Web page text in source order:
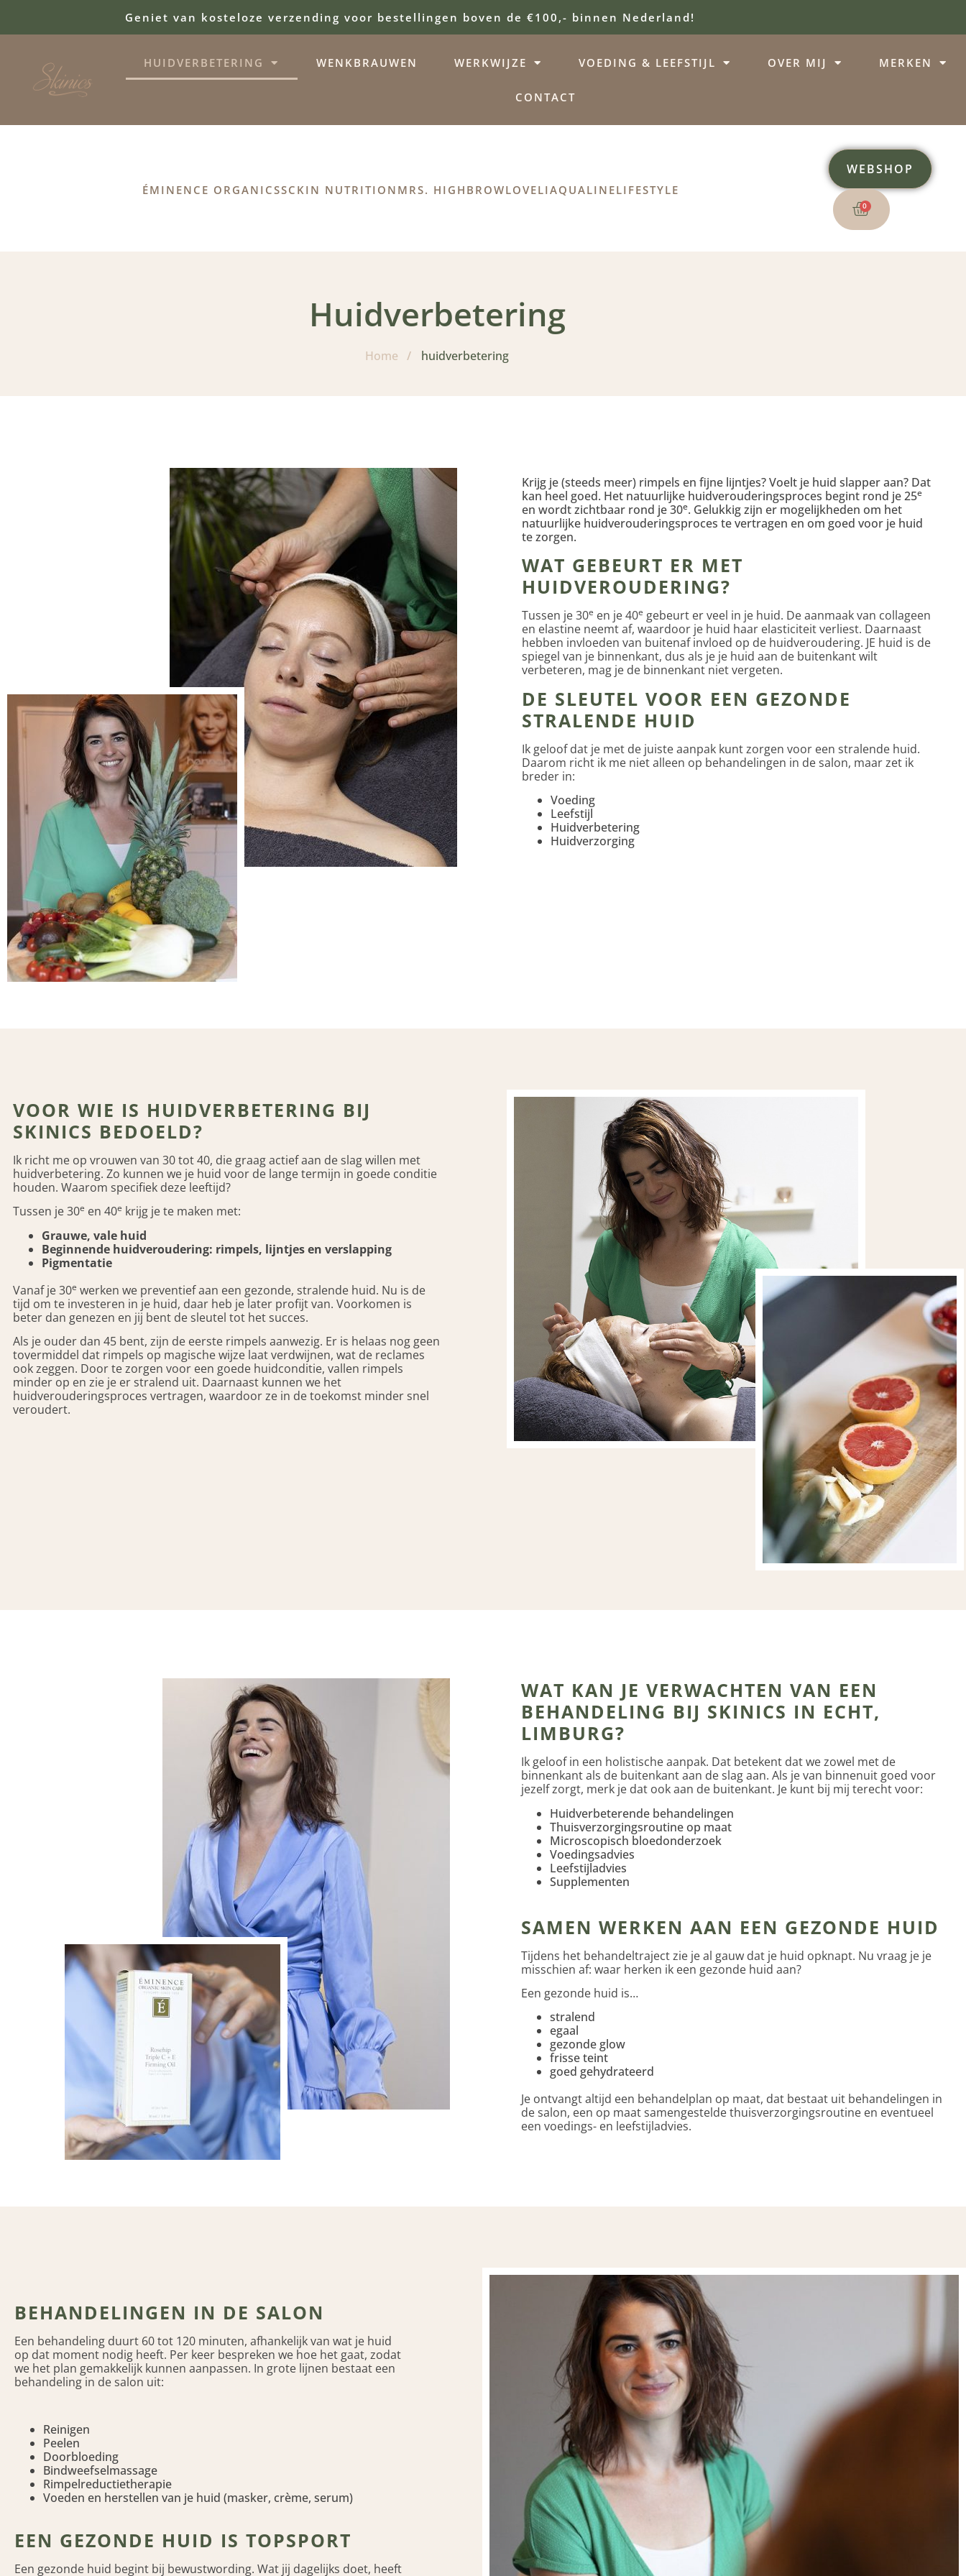
Geniet van kosteloze verzending voor bestellingen boven de €100,- binnen Nederland!
HUIDVERBETERING WENKBRAUWEN WERKWIJZE VOEDING & LEEFSTIJL OVER MIJ MERKEN
CONTACT
ÉMINENCE ORGANICSSCKIN NUTRITION MRS. HIGHBROWLOVELIAQUALINELIFESTYLE
WEBSHOP
0
Huidverbetering
Home / huidverbetering
Krijg je (steeds meer) rimpels en fijne lijntjes? Voelt je huid slapper aan? Dat
kan heel goed. Het natuurlijke huidverouderingsproces begint rond je 25e
en wordt zichtbaar rond je 30e. Gelukkig zijn er mogelijkheden om het
natuurlijke huidverouderingsproces te vertragen en om goed voor je huid
te zorgen.
WAT GEBEURT ER MET
HUIDVEROUDERING?
Tussen je 30e en je 40e gebeurt er veel in je huid. De aanmaak van collageen
en elastine neemt af, waardoor je huid haar elasticiteit verliest. Daarnaast
hebben invloeden van buitenaf invloed op de huidveroudering. JE huid is de
spiegel van je binnenkant, dus als je je huid aan de buitenkant wilt
verbeteren, mag je de binnenkant niet vergeten.
DE SLEUTEL VOOR EEN GEZONDE
STRALENDE HUID
Ik geloof dat je met de juiste aanpak kunt zorgen voor een stralende huid.
Daarom richt ik me niet alleen op behandelingen in de salon, maar zet ik
breder in:
Voeding
Leefstijl
Huidverbetering
Huidverzorging
VOOR WIE IS HUIDVERBETERING BIJ
SKINICS BEDOELD?
Ik richt me op vrouwen van 30 tot 40, die graag actief aan de slag willen met
huidverbetering. Zo kunnen we je huid voor de lange termijn in goede conditie
houden. Waarom specifiek deze leeftijd?
Tussen je 30e en 40e krijg je te maken met:
Grauwe, vale huid
Beginnende huidveroudering: rimpels, lijntjes en verslapping
Pigmentatie
Vanaf je 30e werken we preventief aan een gezonde, stralende huid. Nu is de
tijd om te investeren in je huid, daar heb je later profijt van. Voorkomen is
beter dan genezen en jij bent de sleutel tot het succes.
Als je ouder dan 45 bent, zijn de eerste rimpels aanwezig. Er is helaas nog geen
tovermiddel dat rimpels op magische wijze laat verdwijnen, wat de reclames
ook zeggen. Door te zorgen voor een goede huidconditie, vallen rimpels
minder op en zie je er stralend uit. Daarnaast kunnen we het
huidverouderingsproces vertragen, waardoor ze in de toekomst minder snel
veroudert.
WAT KAN JE VERWACHTEN VAN EEN
BEHANDELING BIJ SKINICS IN ECHT,
LIMBURG?
Ik geloof in een holistische aanpak. Dat betekent dat we zowel met de
binnenkant als de buitenkant aan de slag aan. Als je van binnenuit goed voor
jezelf zorgt, merk je dat ook aan de buitenkant. Je kunt bij mij terecht voor:
Huidverbeterende behandelingen
Thuisverzorgingsroutine op maat
Microscopisch bloedonderzoek
Voedingsadvies
Leefstijladvies
Supplementen
SAMEN WERKEN AAN EEN GEZONDE HUID
Tijdens het behandeltraject zie je al gauw dat je huid opknapt. Nu vraag je je
misschien af: waar herken ik een gezonde huid aan?
Een gezonde huid is…
stralend
egaal
gezonde glow
frisse teint
goed gehydrateerd
Je ontvangt altijd een behandelplan op maat, dat bestaat uit behandelingen in
de salon, een op maat samengestelde thuisverzorgingsroutine en eventueel
een voedings- en leefstijladvies.
BEHANDELINGEN IN DE SALON
Een behandeling duurt 60 tot 120 minuten, afhankelijk van wat je huid
op dat moment nodig heeft. Per keer bespreken we hoe het gaat, zodat
we het plan gemakkelijk kunnen aanpassen. In grote lijnen bestaat een
behandeling in de salon uit:
Reinigen
Peelen
Doorbloeding
Bindweefselmassage
Rimpelreductietherapie
Voeden en herstellen van je huid (masker, crème, serum)
EEN GEZONDE HUID IS TOPSPORT
Een gezonde huid begint bij bewustwording. Wat jij dagelijks doet, heeft